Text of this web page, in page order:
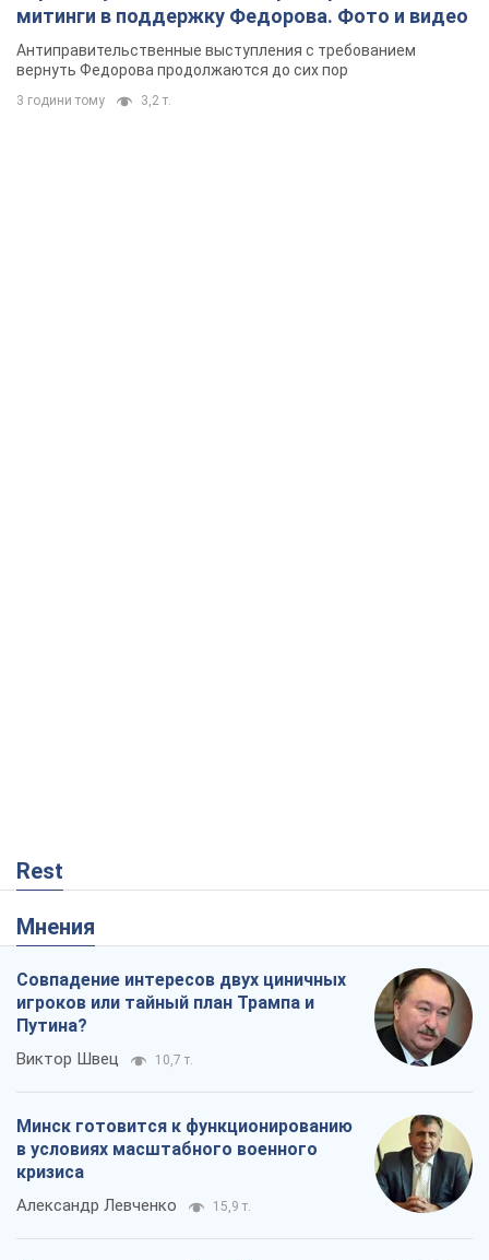
митинги в поддержку Федорова. Фото и видео
Антиправительственные выступления с требованием
вернуть Федорова продолжаются до сих пор
3 години тому 3,2 т.
Rest
Мнения
Совпадение интересов двух циничных
игроков или тайный план Трампа и
Путина?
Виктор Швец 10,7 т.
Минск готовится к функционированию
в условиях масштабного военного
кризиса
Александр Левченко 15,9 т.